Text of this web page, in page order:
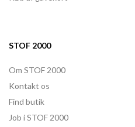
STOF 2000
Om STOF 2000
Kontakt os
Find butik
Job i STOF 2000